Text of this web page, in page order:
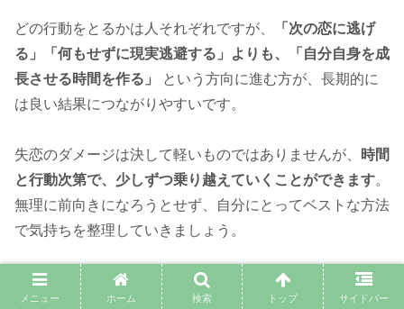
どの行動をとるかは人それぞれですが、
「次の恋に逃げ
る」「何もせずに現実逃避する」よりも、「自分自身を成
長させる時間を作る」
という方向に進む方が、長期的に
は良い結果につながりやすいです。
失恋のダメージは決して軽いものではありませんが、 時間
と行動次第で、少しずつ乗り越えていくことができます。
無理に前向きになろうとせず、自分にとってベストな方法
で気持ちを整理していきましょう。
失恋後に起こる男性ホルモンの変化
メニュー ホーム 検索 トップ サイドバー